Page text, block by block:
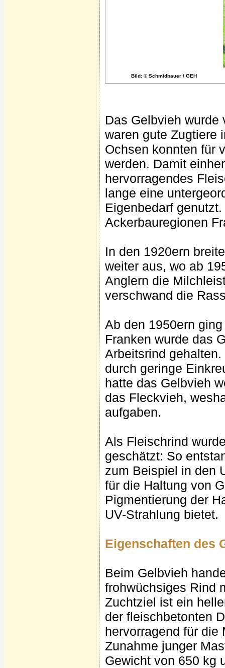
Bild: © Schmidbauer / GEH
Das Gelbvieh
waren gute Zugtiere
Ochsen konnten für
werden. Damit
hervorragendes
lange eine
Eigenbedarf
Ackerbauregionen
In den 1920ern
weiter aus, wo ab
Anglern die
verschwand die
Ab den 1950ern
Franken wurde das
Arbeitsrind
durch geringe
hatte das Gelbvieh
das Fleckvieh,
aufgaben.
Als Fleischrind
geschätzt: So
zum Beispiel in den
für die Haltung von
Pigmentierung der
UV-Strahlung bietet.
Eigenschaften des
Beim Gelbvieh
frohwüchsiges Rind
Zuchtziel ist ein
der fleischbetonten
hervorragend für die
Zunahme junger
Gewicht von 650 kg